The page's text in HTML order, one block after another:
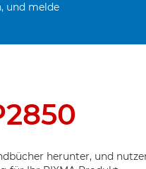
und melde
herunter, und